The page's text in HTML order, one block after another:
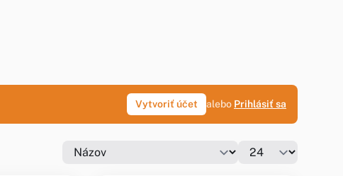
Vytvoriť účet alebo Prihlásiť sa